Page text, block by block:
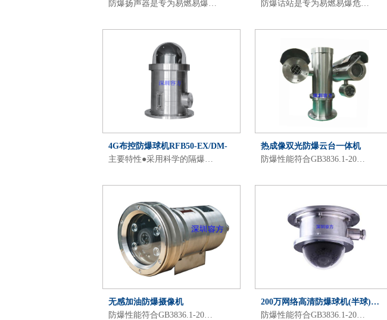
防爆扬声器是专为易燃易爆…
防爆话站是专为易燃易爆危…
4G布控防爆球机RFB50-EX/DM-
主要特性●采用科学的隔爆…
热成像双光防爆云台一体机
防爆性能符合GB3836.1-20…
无感加油防爆摄像机
防爆性能符合GB3836.1-20…
200万网络高清防爆球机(半球)…
防爆性能符合GB3836.1-20…